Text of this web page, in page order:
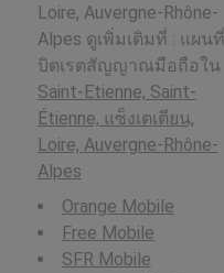
Loire, Auvergne-Rhône-
Alpes ดูเพิ่มเติมที่ : แผนที่
บิตเรตสัญญาณมือถือใน
Saint-Etienne, Saint-
Étienne, แซ็งเตเตียน,
Loire, Auvergne-Rhône-
Alpes
Orange Mobile
Free Mobile
SFR Mobile